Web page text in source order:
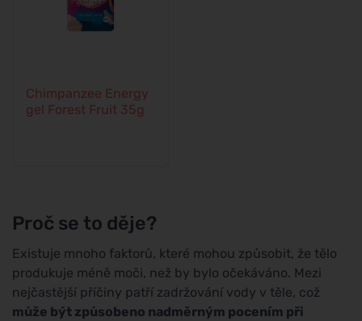
Chimpanzee Energy
gel Forest Fruit 35g
Proč se to děje?
Existuje mnoho faktorů, které mohou způsobit, že tělo
produkuje méně moči, než by bylo očekáváno. Mezi
nejčastější příčiny patří zadržování vody v těle, což
může být způsobeno nadměrným pocením při